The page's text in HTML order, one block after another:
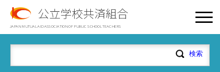
公立学校共済組合
JAPAN MUTUAL AID ASSOCIATION OF PUBLIC SCHOOL TEACHERS